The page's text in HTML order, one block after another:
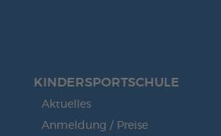
KINDERSPORT­SCHULE
Aktuelles
Anmeldung / Preise